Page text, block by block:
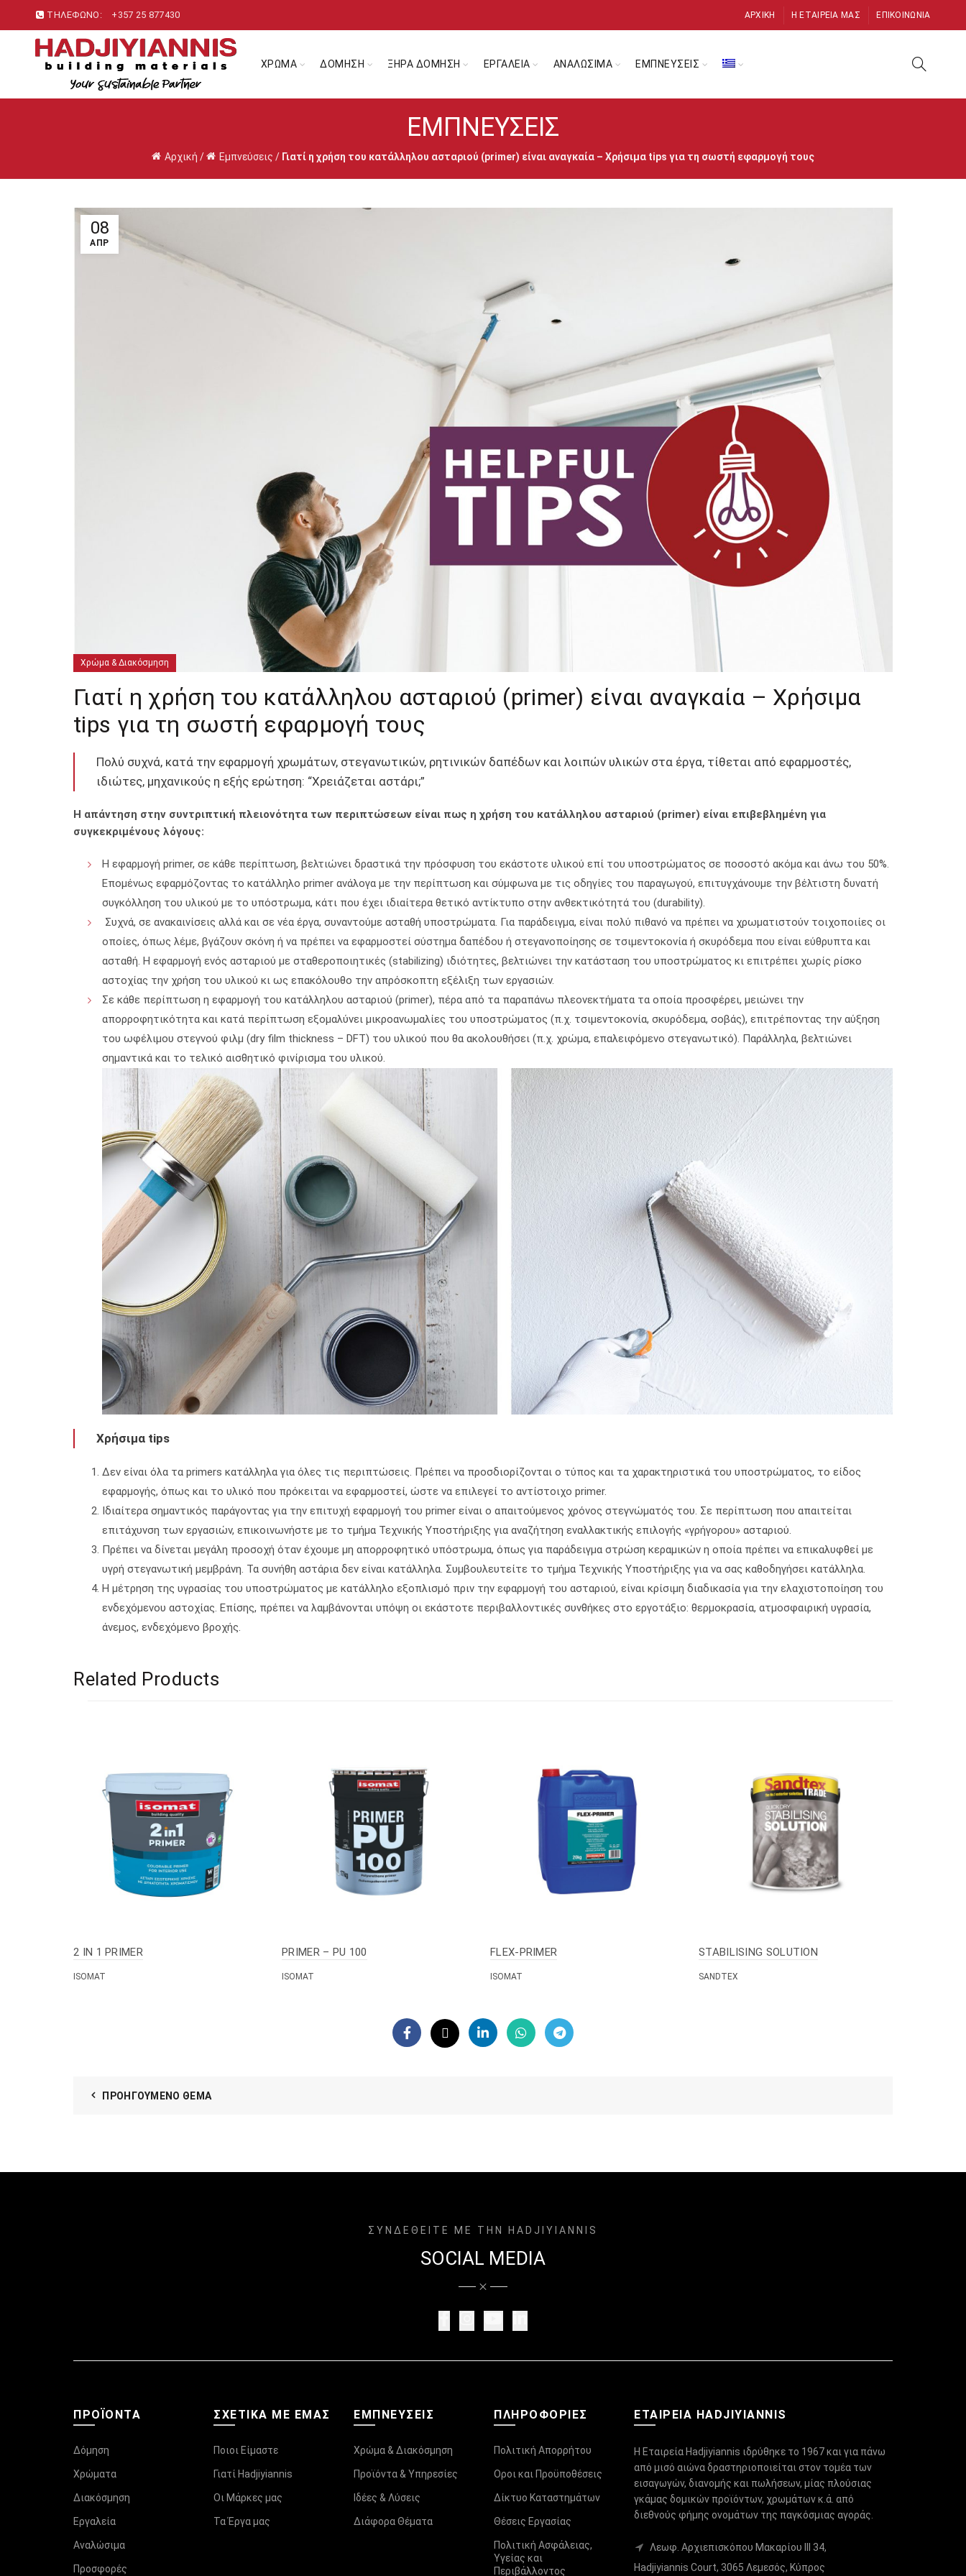
ΤΗΛΕΦΩΝΟ: +357 25 877430 ΑΡΧΙΚΉ Η ΕΤΑΙΡΕΊΑ ΜΑΣ ΕΠΙΚΟΙΝΩΝΊΑ
ΧΡΩΜΑ ΔΟΜΗΣΗ ΞΗΡΑ ΔΟΜΗΣΗ ΕΡΓΑΛΕΙΑ ΑΝΑΛΩΣΙΜΑ ΕΜΠΝΕΥΣΕΙΣ
ΕΜΠΝΕΎΣΕΙΣ
Αρχική / Εμπνεύσεις / Γιατί η χρήση του κατάλληλου ασταριού (primer) είναι αναγκαία – Χρήσιμα tips για τη σωστή εφαρμογή τους
08
ΑΠΡ
Χρώμα & Διακόσμηση
Γιατί η χρήση του κατάλληλου ασταριού (primer) είναι αναγκαία – Χρήσιμα
tips για τη σωστή εφαρμογή τους
Πολύ συχνά, κατά την εφαρμογή χρωμάτων, στεγανωτικών, ρητινικών δαπέδων και λοιπών υλικών στα έργα, τίθεται από εφαρμοστές,
ιδιώτες, μηχανικούς η εξής ερώτηση: “Χρειάζεται αστάρι;”
Η απάντηση στην συντριπτική πλειονότητα των περιπτώσεων είναι πως η χρήση του κατάλληλου ασταριού (primer) είναι επιβεβλημένη για
συγκεκριμένους λόγους:
Η εφαρμογή primer, σε κάθε περίπτωση, βελτιώνει δραστικά την πρόσφυση του εκάστοτε υλικού επί του υποστρώματος σε ποσοστό ακόμα και άνω του 50%.
Επομένως εφαρμόζοντας το κατάλληλο primer ανάλογα με την περίπτωση και σύμφωνα με τις οδηγίες του παραγωγού, επιτυγχάνουμε την βέλτιστη δυνατή
συγκόλληση του υλικού με το υπόστρωμα, κάτι που έχει ιδιαίτερα θετικό αντίκτυπο στην ανθεκτικότητά του (durability).
Συχνά, σε ανακαινίσεις αλλά και σε νέα έργα, συναντούμε ασταθή υποστρώματα. Για παράδειγμα, είναι πολύ πιθανό να πρέπει να χρωματιστούν τοιχοποιίες οι
οποίες, όπως λέμε, βγάζουν σκόνη ή να πρέπει να εφαρμοστεί σύστημα δαπέδου ή στεγανοποίησης σε τσιμεντοκονία ή σκυρόδεμα που είναι εύθρυπτα και
ασταθή. Η εφαρμογή ενός ασταριού με σταθεροποιητικές (stabilizing) ιδιότητες, βελτιώνει την κατάσταση του υποστρώματος κι επιτρέπει χωρίς ρίσκο
αστοχίας την χρήση του υλικού κι ως επακόλουθο την απρόσκοπτη εξέλιξη των εργασιών.
Σε κάθε περίπτωση η εφαρμογή του κατάλληλου ασταριού (primer), πέρα από τα παραπάνω πλεονεκτήματα τα οποία προσφέρει, μειώνει την
απορροφητικότητα και κατά περίπτωση εξομαλύνει μικροανωμαλίες του υποστρώματος (π.χ. τσιμεντοκονία, σκυρόδεμα, σοβάς), επιτρέποντας την αύξηση
του ωφέλιμου στεγνού φιλμ (dry film thickness – DFT) του υλικού που θα ακολουθήσει (π.χ. χρώμα, επαλειφόμενο στεγανωτικό). Παράλληλα, βελτιώνει
σημαντικά και το τελικό αισθητικό φινίρισμα του υλικού.
Χρήσιμα tips
Δεν είναι όλα τα primers κατάλληλα για όλες τις περιπτώσεις. Πρέπει να προσδιορίζονται ο τύπος και τα χαρακτηριστικά του υποστρώματος, το είδος
εφαρμογής, όπως και το υλικό που πρόκειται να εφαρμοστεί, ώστε να επιλεγεί το αντίστοιχο primer.
Ιδιαίτερα σημαντικός παράγοντας για την επιτυχή εφαρμογή του primer είναι ο απαιτούμενος χρόνος στεγνώματός του. Σε περίπτωση που απαιτείται
επιτάχυνση των εργασιών, επικοινωνήστε με το τμήμα Τεχνικής Υποστήριξης για αναζήτηση εναλλακτικής επιλογής «γρήγορου» ασταριού.
Πρέπει να δίνεται μεγάλη προσοχή όταν έχουμε μη απορροφητικό υπόστρωμα, όπως για παράδειγμα στρώση κεραμικών η οποία πρέπει να επικαλυφθεί με
υγρή στεγανωτική μεμβράνη. Τα συνήθη αστάρια δεν είναι κατάλληλα. Συμβουλευτείτε το τμήμα Τεχνικής Υποστήριξης για να σας καθοδηγήσει κατάλληλα.
Η μέτρηση της υγρασίας του υποστρώματος με κατάλληλο εξοπλισμό πριν την εφαρμογή του ασταριού, είναι κρίσιμη διαδικασία για την ελαχιστοποίηση του
ενδεχόμενου αστοχίας. Επίσης, πρέπει να λαμβάνονται υπόψη οι εκάστοτε περιβαλλοντικές συνθήκες στο εργοτάξιο: θερμοκρασία, ατμοσφαιρική υγρασία,
άνεμος, ενδεχόμενο βροχής.
Related Products
2 IN 1 PRIMER
ISOMAT
PRIMER – PU 100
ISOMAT
FLEX-PRIMER
ISOMAT
STABILISING SOLUTION
SANDTEX
ΠΡΟΗΓΟΎΜΕΝΟ ΘΈΜΑ
ΣΥΝΔΕΘΕΙΤΕ ΜΕ ΤΗΝ HADJIYIANNIS
SOCIAL MEDIA
ΠΡΟΪΌΝΤΑ
Δόμηση
Χρώματα
Διακόσμηση
Εργαλεία
Αναλώσιμα
Προσφορές
ΣΧΕΤΙΚΆ ΜΕ ΕΜΑΣ
Ποιοι Είμαστε
Γιατί Hadjiyiannis
Οι Μάρκες μας
Τα Έργα μας
ΕΜΠΝΕΥΣΕΙΣ
Χρώμα & Διακόσμηση
Προϊόντα & Υπηρεσίες
Ιδέες & Λύσεις
Διάφορα Θέματα
ΠΛΗΡΟΦΟΡΊΕΣ
Πολιτική Απορρήτου
Οροι και Προϋποθέσεις
Δίκτυο Καταστημάτων
Θέσεις Εργασίας
Πολιτική Ασφάλειας,
Υγείας και
Περιβάλλοντος
ΕΤΑΙΡΕΙΑ HADJIYIANNIS
Η Εταιρεία Hadjiyiannis ιδρύθηκε το 1967 και για πάνω
από μισό αιώνα δραστηριοποιείται στον τομέα των
εισαγωγών, διανομής και πωλήσεων, μίας πλούσιας
γκάμας δομικών προϊόντων, χρωμάτων κ.ά. από
διεθνούς φήμης ονομάτων της παγκόσμιας αγοράς.
Λεωφ. Αρχιεπισκόπου Μακαρίου ΙΙΙ 34,
Hadjiyiannis Court, 3065 Λεμεσός, Κύπρος